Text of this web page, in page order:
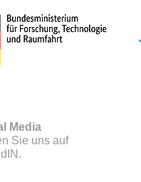
Media
Sie uns auf